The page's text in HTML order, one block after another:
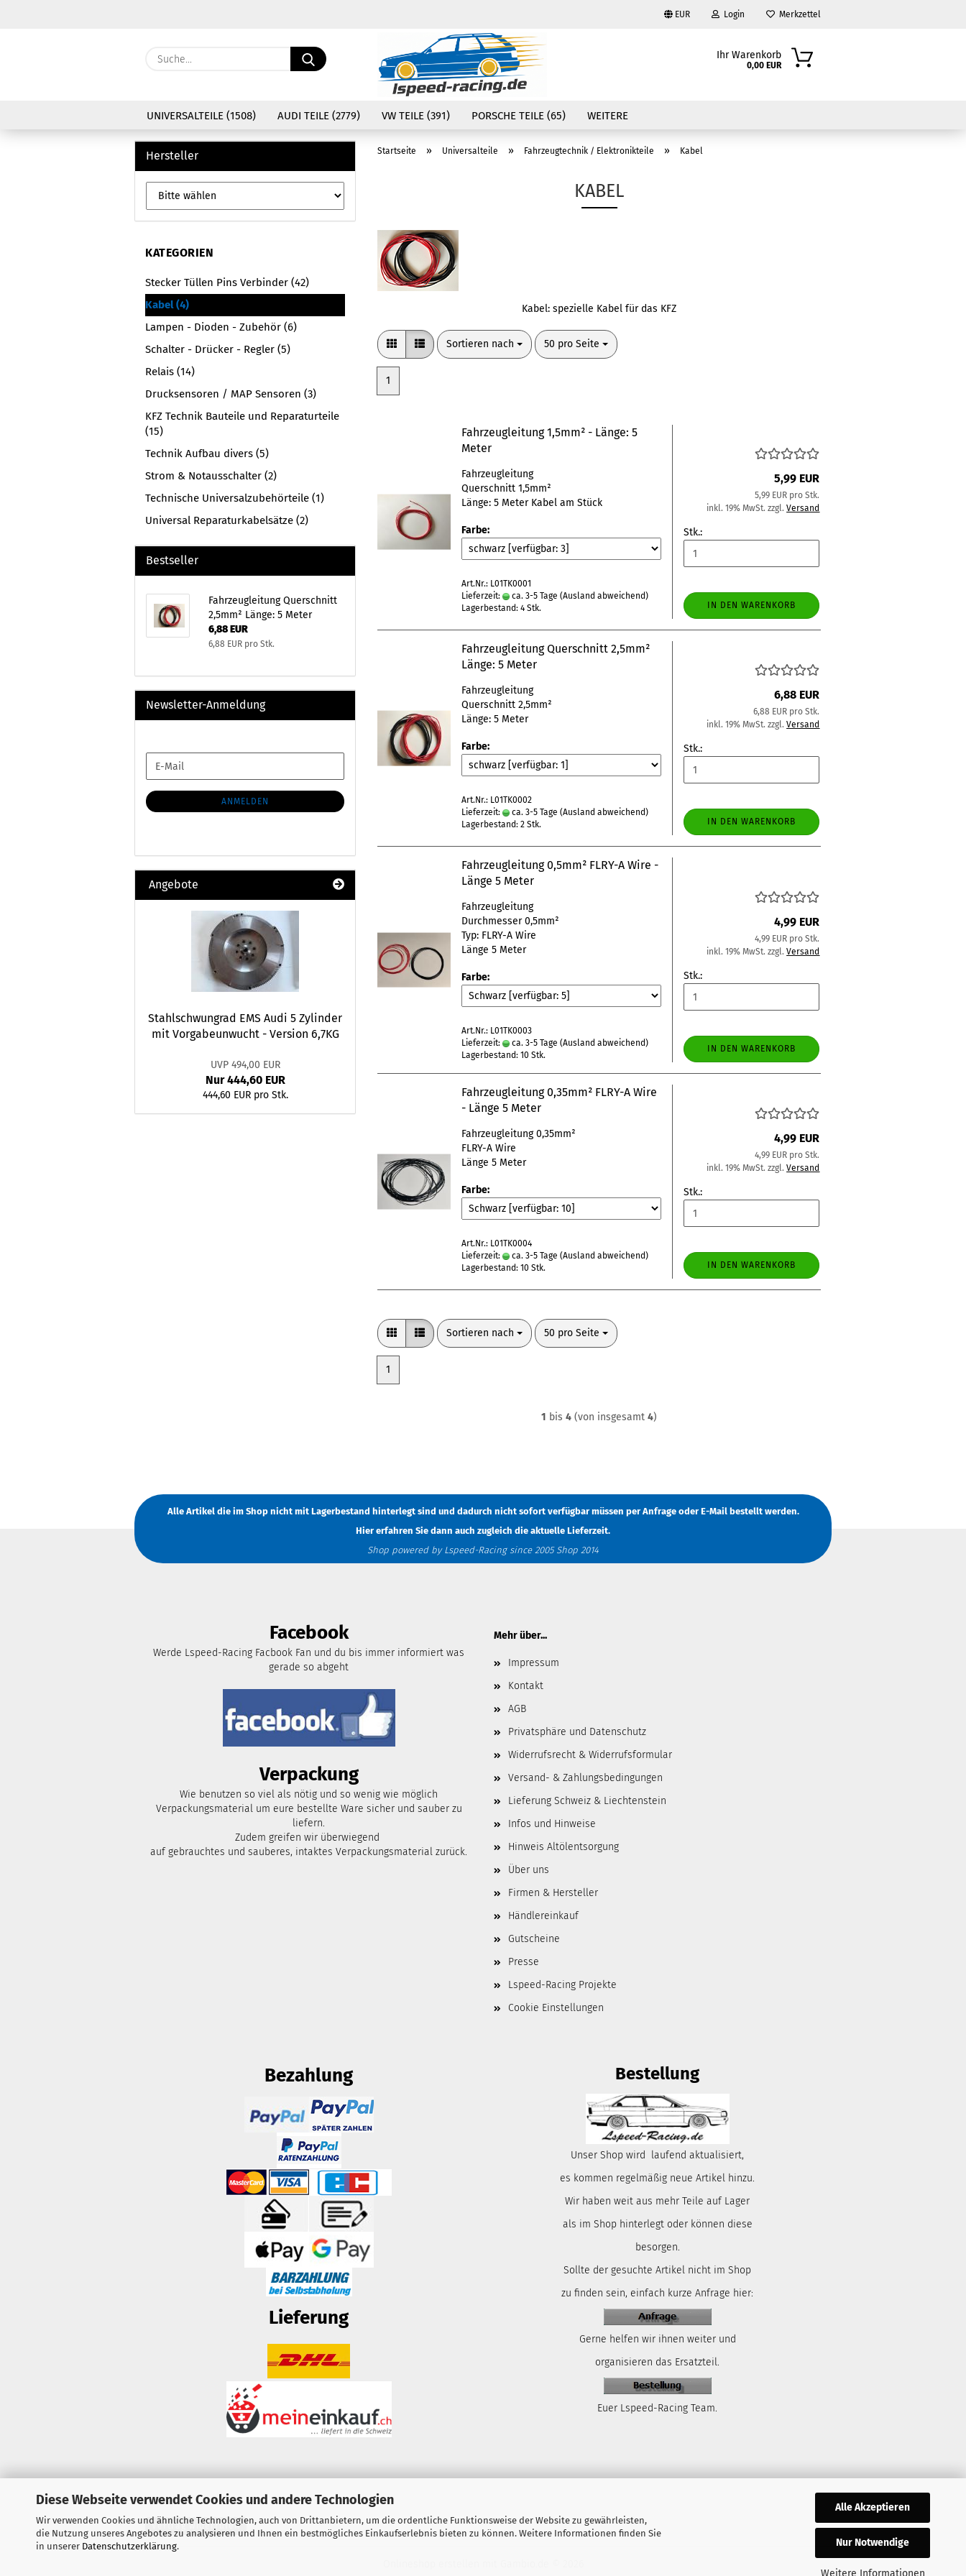
Diese Webseite verwendet Cookies und andere Technologien
Wir verwenden Cookies und ähnliche Technologien, auch von Drittanbietern, um die ordentliche Funktionsweise der Website zu gewährleisten,
die Nutzung unseres Angebotes zu analysieren und Ihnen ein bestmögliches Einkaufserlebnis bieten zu können. Weitere Informationen finden Sie
in unserer Datenschutzerklärung.
Alle Akzeptieren
Nur Notwendige
Weitere Informationen
EUR
Währung auswählen
Login Merkzettel
Suche... Ihr Warenkorb
0,00 EUR
UNIVERSALTEILE (1508) AUDI TEILE (2779) VW TEILE (391) PORSCHE TEILE (65) WEITERE
Startseite » Universalteile » Fahrzeugtechnik / Elektronikteile » Kabel
KABEL
Kabel: spezielle Kabel für das KFZ
Sortieren nach
Sortieren nach 50 pro Seite
pro Seite
1
Fahrzeugleitung 1,5mm² - Länge: 5
Meter
Fahrzeugleitung
Querschnitt 1,5mm²
Länge: 5 Meter Kabel am Stück
Farbe:
Art.Nr.: L01TK0001
Lieferzeit:
ca. 3-5 Tage (Ausland abweichend)
Lagerbestand: 4 Stk.
5,99 EUR
5,99 EUR pro Stk.
inkl. 19% MwSt. zzgl.Versand
Stk.:
IN DEN WARENKORB
Fahrzeugleitung Querschnitt 2,5mm²
Länge: 5 Meter
Fahrzeugleitung
Querschnitt 2,5mm²
Länge: 5 Meter
Farbe:
Art.Nr.: L01TK0002
Lieferzeit:
ca. 3-5 Tage (Ausland abweichend)
Lagerbestand: 2 Stk.
6,88 EUR
6,88 EUR pro Stk.
inkl. 19% MwSt. zzgl.Versand
Stk.:
IN DEN WARENKORB
Fahrzeugleitung 0,5mm² FLRY-A Wire -
Länge 5 Meter
Fahrzeugleitung
Durchmesser 0,5mm²
Typ: FLRY-A Wire
Länge 5 Meter
Farbe:
Art.Nr.: L01TK0003
Lieferzeit:
ca. 3-5 Tage (Ausland abweichend)
Lagerbestand: 10 Stk.
4,99 EUR
4,99 EUR pro Stk.
inkl. 19% MwSt. zzgl.Versand
Stk.:
IN DEN WARENKORB
Fahrzeugleitung 0,35mm² FLRY-A Wire
- Länge 5 Meter
Fahrzeugleitung 0,35mm²
FLRY-A Wire
Länge 5 Meter
Farbe:
Art.Nr.: L01TK0004
Lieferzeit:
ca. 3-5 Tage (Ausland abweichend)
Lagerbestand: 10 Stk.
4,99 EUR
4,99 EUR pro Stk.
inkl. 19% MwSt. zzgl.Versand
Stk.:
IN DEN WARENKORB
Sortieren nach
Sortieren nach 50 pro Seite
pro Seite
1
1 bis4 (von insgesamt4)
Hersteller
KATEGORIEN
Stecker Tüllen Pins Verbinder (42)
Kabel (4)
Lampen - Dioden - Zubehör (6)
Schalter - Drücker - Regler (5)
Relais (14)
Drucksensoren / MAP Sensoren (3)
KFZ Technik Bauteile und Reparaturteile
(15)
Technik Aufbau divers (5)
Strom & Notausschalter (2)
Technische Universalzubehörteile (1)
Universal Reparaturkabelsätze (2)
Bestseller
Fahrzeugleitung Querschnitt
2,5mm² Länge: 5 Meter
6,88 EUR
6,88 EUR pro Stk.
Newsletter-Anmeldung
ZUR
ANMELDUNG
E-
Mail
ANMELDEN
Angebote
Stahlschwungrad EMS Audi 5 Zylinder
mit Vorgabeunwucht - Version 6,7KG
UVP 494,00 EUR
Nur 444,60 EUR
444,60 EUR pro Stk.
Alle Artikel die im Shop nicht mit Lagerbestand hinterlegt sind und dadurch nicht sofort verfügbar müssen per AnfrageoderE-Mailbestellt werden.
Hier erfahren Sie dann auch zugleich die aktuelle Lieferzeit.
Shop powered by Lspeed-Racing since 2005 Shop 2014
Facebook
Werde Lspeed-Racing Facbook Fan und du bis immer informiert was
gerade so abgeht
Verpackung
Wie benutzen so viel als nötig und so wenig wie möglich
Verpackungsmaterial um eure bestellte Ware sicher und sauber zu
liefern.
Zudem greifen wir überwiegend
auf gebrauchtes und sauberes, intaktes Verpackungsmaterial zurück.
Mehr über...
Impressum
Kontakt
AGB
Privatsphäre und Datenschutz
Widerrufsrecht & Widerrufsformular
Versand- & Zahlungsbedingungen
Lieferung Schweiz & Liechtenstein
Infos und Hinweise
Hinweis Altölentsorgung
Über uns
Firmen & Hersteller
Händlereinkauf
Gutscheine
Presse
Lspeed-Racing Projekte
Cookie Einstellungen
Bezahlung
Lieferung
Bestellung
Unser Shop wird laufend aktualisiert,
es kommen regelmäßig neue Artikel hinzu.
Wir haben weit aus mehr Teile auf Lager
als im Shop hinterlegt oder können diese
besorgen.
Sollte der gesuchte Artikel nicht im Shop
zu finden sein, einfach kurze Anfrage hier:
Gerne helfen wir ihnen weiter und
organisieren das Ersatzteil.
Euer Lspeed-Racing Team.
Vertrag widerrufen